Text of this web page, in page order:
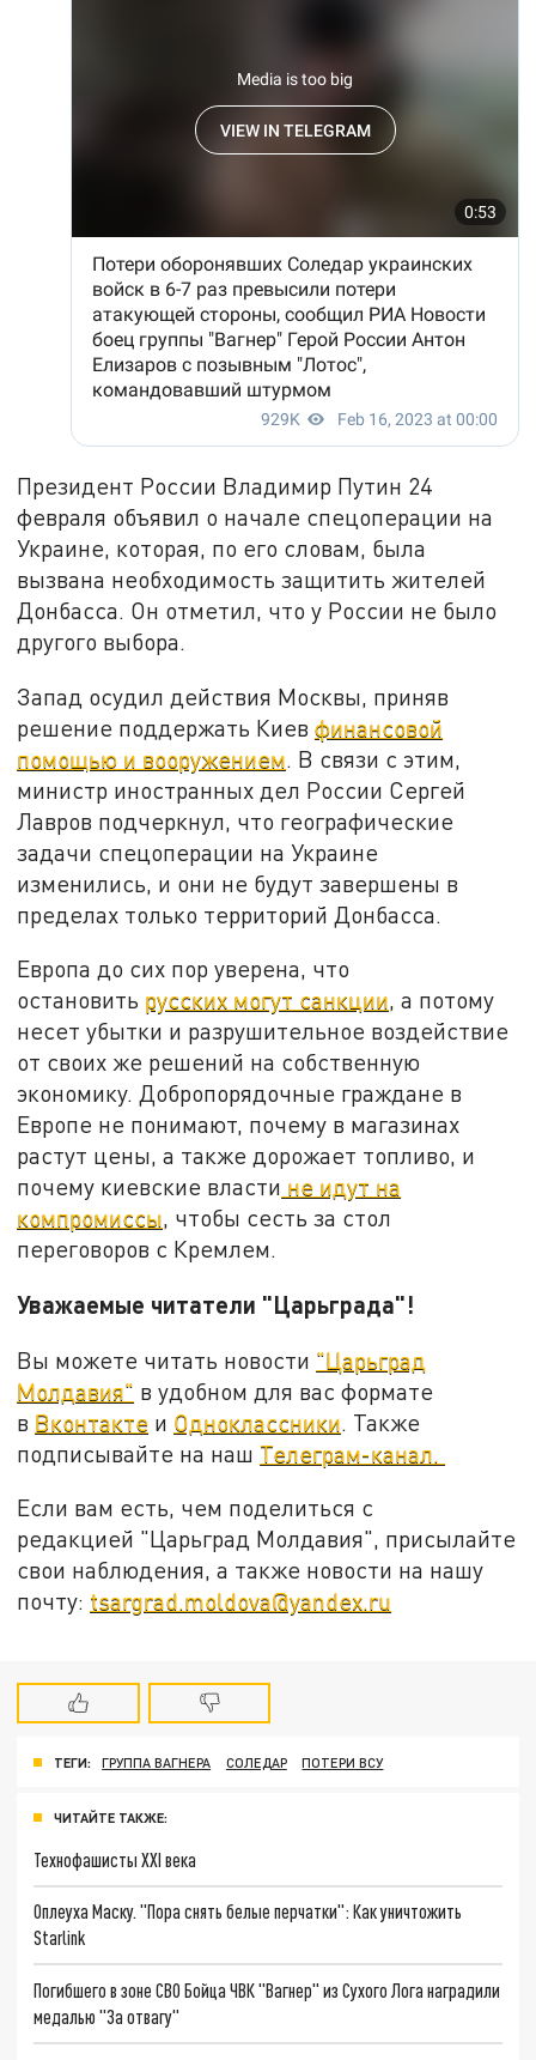
Президент России Владимир Путин 24
февраля объявил о начале спецоперации на
Украине, которая, по его словам, была
вызвана необходимость защитить жителей
Донбасса. Он отметил, что у России не было
другого выбора.
Запад осудил действия Москвы, приняв
решение поддержать Киевфинансовой
помощью и вооружением . В связи с этим,
министр иностранных дел России Сергей
Лавров подчеркнул, что географические
задачи спецоперации на Украине
изменились, и они не будут завершены в
пределах только территорий Донбасса.
Европа до сих пор уверена, что
остановить русских могут санкции, а потому
несет убытки и разрушительное воздействие
от своих же решений на собственную
экономику. Добропорядочные граждане в
Европе не понимают, почему в магазинах
растут цены, а также дорожает топливо, и
почему киевские власти не идут на
компромиссы, чтобы сесть за стол
переговоров с Кремлем.
Уважаемые читатели "Царьграда"!
Вы можете читать новости "Царьград
Молдавия" в удобном для вас формате
в Вконтакте и Одноклассники. Также
подписывайте на наш Телеграм-канал.
Если вам есть, чем поделиться с
редакцией "Царьград Молдавия", присылайте
свои наблюдения, а также новости на нашу
почту: tsargrad.moldova@yandex.ru
ТЕГИ: ГРУППА ВАГНЕРА СОЛЕДАР ПОТЕРИ ВСУ
ЧИТАЙТЕ ТАКЖЕ:
Технофашисты XXI века
Оплеуха Маску. "Пора снять белые перчатки": Как уничтожить
Starlink
Погибшего в зоне СВО Бойца ЧВК "Вагнер" из Сухого Лога наградили
медалью "За отвагу"